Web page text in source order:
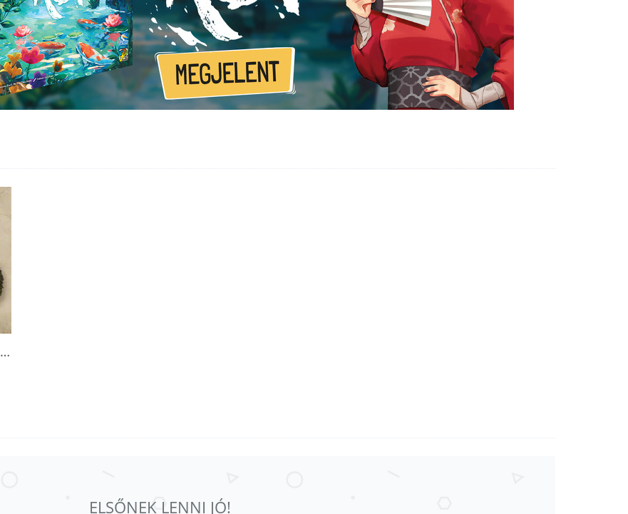
RAUHA - I'M EXCITED FOR THE UPCOMING EXPANSION, SO WHAT'S THE BASE GAME ABOUT?
ELSŐNEK LENNI JÓ!